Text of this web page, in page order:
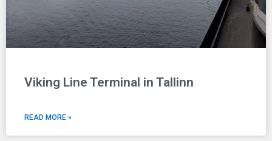
Viking Line Terminal in Tallinn
READ MORE »